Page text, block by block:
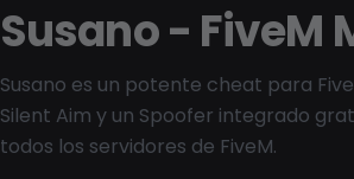
Susano - FiveM
Susano es un potente cheat para
Silent Aim y un Spoofer integrado
todos los servidores de FiveM.